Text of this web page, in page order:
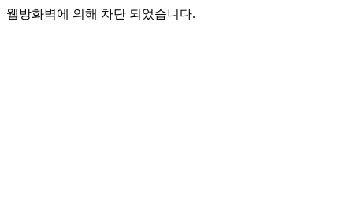
웹방화벽에 의해 차단 되었습니다.